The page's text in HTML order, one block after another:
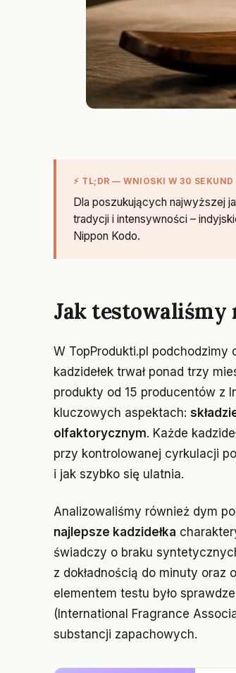
⚡ TL;DR — WNIOSKI W 30 SEKUND
Dla poszukujących najwyższej
tradycji i intensywności –
Nippon Kodo.
Jak testowaliśmy
W TopProdukti.pl
kadzidełek trwał ponad trzy
produkty od 15 producentów z
kluczowych aspektach:
olfaktorycznym. Każde
przy kontrolowanej cyrkulacji
i jak szybko się ulatnia.
Analizowaliśmy również dym
najlepsze kadzidełka
świadczy o braku
z dokładnością do minuty oraz
elementem testu było
(International Fragrance
substancji zapachowych.